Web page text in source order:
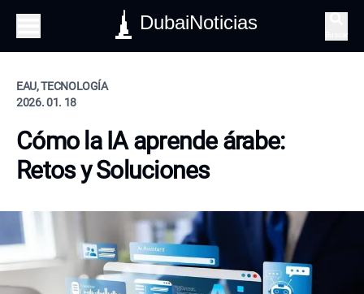
DubaiNoticias
EAU, TECNOLOGÍA
2026. 01. 18
Cómo la IA aprende árabe:
Retos y Soluciones